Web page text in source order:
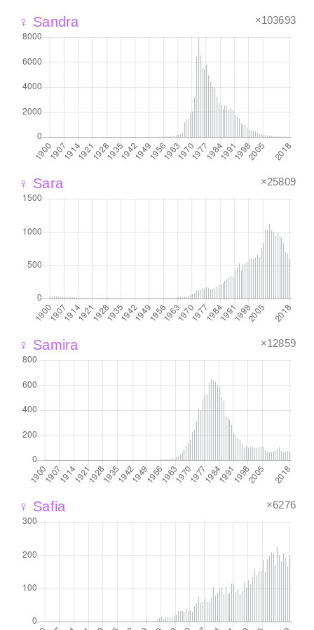
♀ Sandra ×103693
♀ Sara ×25809
♀ Samira ×12859
♀ Safia ×6276